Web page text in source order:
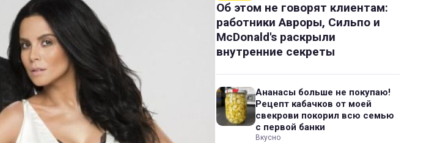
Об этом не говорят клиентам:
работники Авроры, Сильпо и
McDonald's раскрыли
внутренние секреты
Ананасы больше не покупаю!
Рецепт кабачков от моей
свекрови покорил всю семью
с первой банки
Вкусно